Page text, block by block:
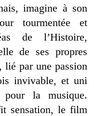
imagine à son
tourmentée et
de l’Histoire,
de ses propres
lié par une passion
invivable, et uni
la musique.
sensation, le film